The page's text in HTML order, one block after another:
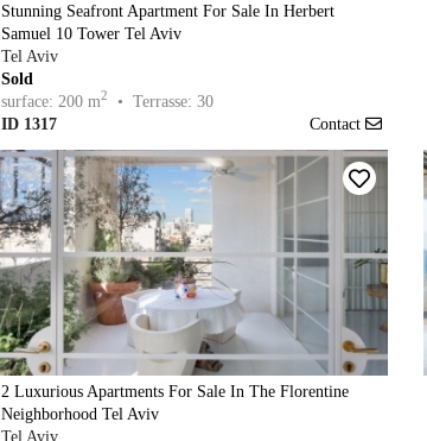
Stunning Seafront Apartment For Sale In Herbert
Samuel 10 Tower Tel Aviv
Tel Aviv
Sold
surface: 200 m2
• Terrasse: 30
ID 1317
Contact
2 Luxurious Apartments For Sale In The Florentine
Neighborhood Tel Aviv
Tel Aviv